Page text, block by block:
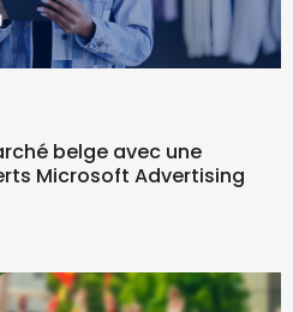
belge avec une
Microsoft Advertising